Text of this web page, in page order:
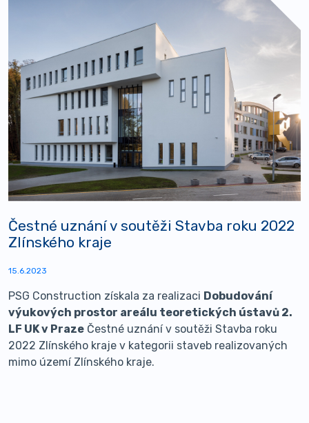
Čestné uznání v soutěži Stavba roku 2022
Zlínského kraje
15.6.2023
PSG Construction získala za realizaci Dobudování
výukových prostor areálu teoretických ústavů 2.
LF UK v Praze Čestné uznání v soutěži Stavba roku
2022 Zlínského kraje v kategorii staveb realizovaných
mimo území Zlínského kraje.